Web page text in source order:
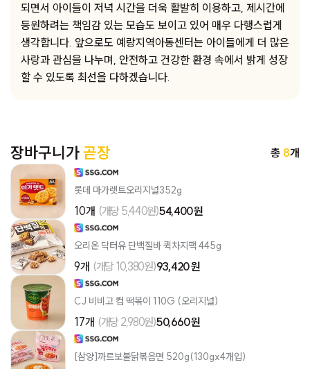
되면서 아이들이 저녁 시간을 더욱 활발히 이용하고, 제시간에
등원하려는 책임감 있는 모습도 보이고 있어 매우 다행스럽게
생각합니다. 앞으로도 예랑지역아동센터는 아이들에게 더 많은
사랑과 관심을 나누며, 안전하고 건강한 환경 속에서 밝게 성장
할 수 있도록 최선을 다하겠습니다.
장바구니가곧장 총 8개
롯데 마가렛트오리지널352g
10개 (개당 5,440원)54,400 원
오리온 닥터유 단백질바 퀵차지팩 445g
9개 (개당 10,380원)93,420 원
CJ 비비고 컵 떡볶이 110G (오리지널)
17개 (개당 2,980원)50,660 원
[삼양]까르보불닭볶음면 520g(130gx4개입)